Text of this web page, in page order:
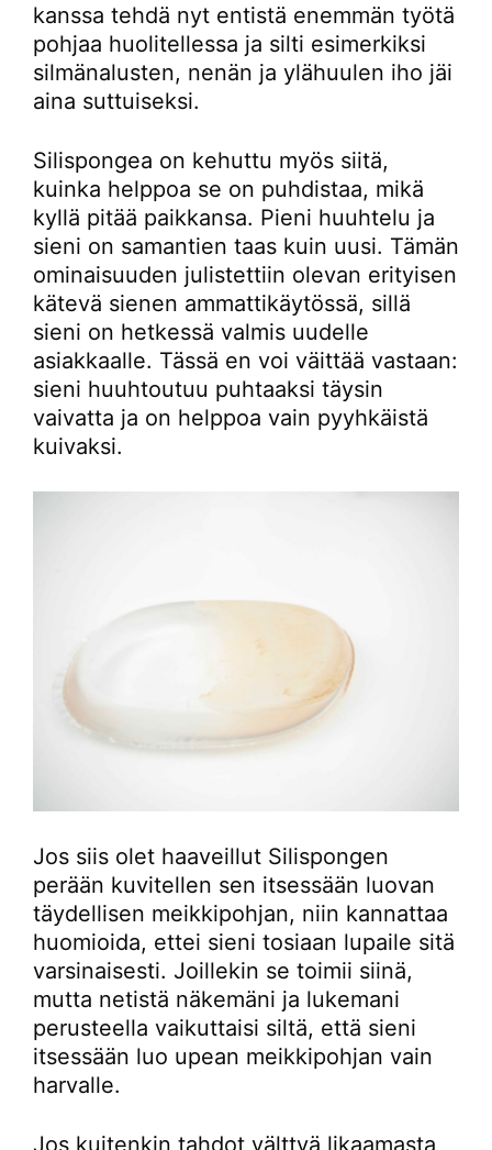
kanssa tehdä nyt entistä enemmän työtä
pohjaa huolitellessa ja silti esimerkiksi
silmänalusten, nenän ja ylähuulen iho jäi
aina suttuiseksi.
Silispongea on kehuttu myös siitä,
kuinka helppoa se on puhdistaa, mikä
kyllä pitää paikkansa. Pieni huuhtelu ja
sieni on samantien taas kuin uusi. Tämän
ominaisuuden julistettiin olevan erityisen
kätevä sienen ammattikäytössä, sillä
sieni on hetkessä valmis uudelle
asiakkaalle. Tässä en voi väittää vastaan:
sieni huuhtoutuu puhtaaksi täysin
vaivatta ja on helppoa vain pyyhkäistä
kuivaksi.
Jos siis olet haaveillut Silispongen
perään kuvitellen sen itsessään luovan
täydellisen meikkipohjan, niin kannattaa
huomioida, ettei sieni tosiaan lupaile sitä
varsinaisesti. Joillekin se toimii siinä,
mutta netistä näkemäni ja lukemani
perusteella vaikuttaisi siltä, että sieni
itsessään luo upean meikkipohjan vain
harvalle.
Jos kuitenkin tahdot välttyä likaamasta